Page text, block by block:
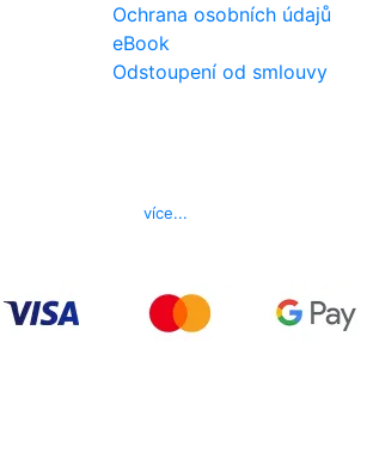
Ochrana osobních údajů
eBook
Odstoupení od smlouvy
více...